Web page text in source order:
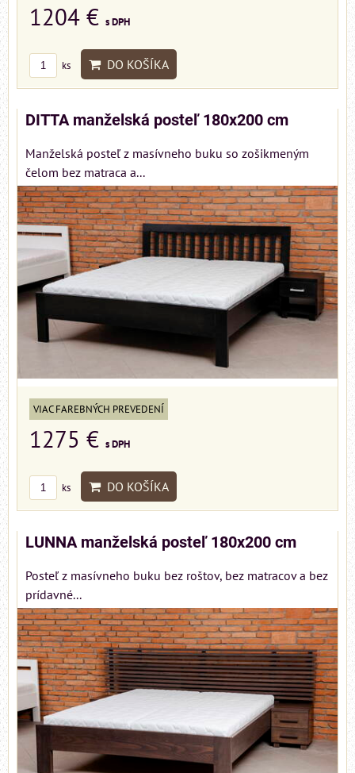
1204 € s DPH
ks DO KOŠÍKA
DITTA manželská posteľ 180x200 cm
Manželská posteľ z masívneho buku so zošikmeným
čelom bez matraca a...
VIAC FAREBNÝCH PREVEDENÍ
1275 € s DPH
ks DO KOŠÍKA
LUNNA manželská posteľ 180x200 cm
Posteľ z masívneho buku bez roštov, bez matracov a bez
prídavné...